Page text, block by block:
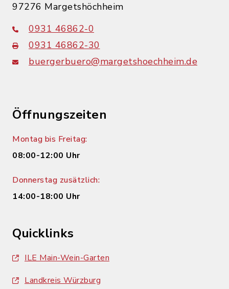
97276 Margetshöchheim
0931 46862-0
0931 46862-30
buergerbuero@margetshoechheim.de
Öffnungszeiten
Montag bis Freitag:
08:00-12:00 Uhr
Donnerstag zusätzlich:
14:00-18:00 Uhr
Quicklinks
ILE Main-Wein-Garten
Landkreis Würzburg